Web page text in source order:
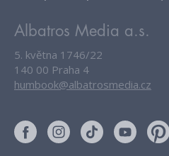
Albatros Media a.s.
5. května 1746/22
140 00 Praha 4
humbook@albatrosmedia.cz